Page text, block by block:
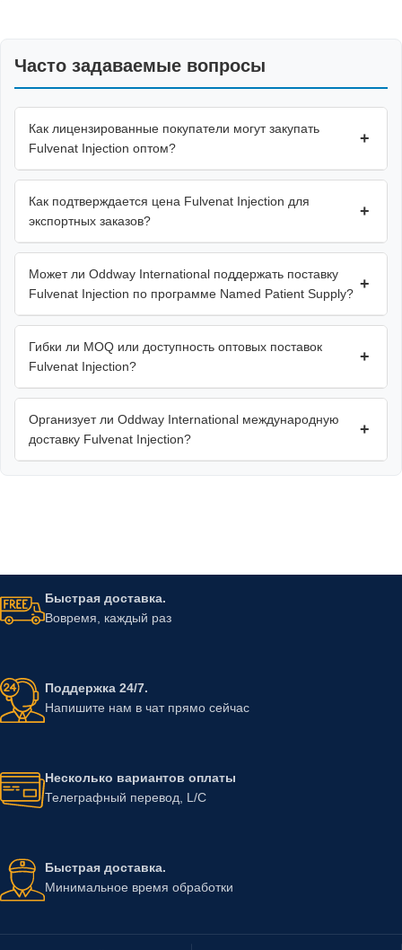
Часто задаваемые вопросы
Как лицензированные покупатели могут закупать
Fulvenat Injection оптом?
+
Как подтверждается цена Fulvenat Injection для
экспортных заказов?
+
Может ли Oddway International поддержать поставку
Fulvenat Injection по программе Named Patient Supply?
+
Гибки ли MOQ или доступность оптовых поставок
Fulvenat Injection?
+
Организует ли Oddway International международную
доставку Fulvenat Injection?
+
Быстрая доставка.
Вовремя, каждый раз
Поддержка 24/7.
Напишите нам в чат прямо сейчас
Несколько вариантов оплаты
Телеграфный перевод, L/C
Быстрая доставка.
Минимальное время обработки